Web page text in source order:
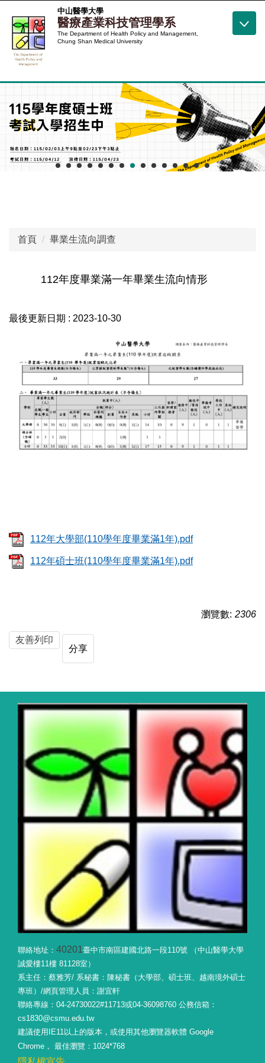
到
主
要
容
中山醫學大學
醫療產業科技管理學系
The Department of Health Policy and Management,
Chung Shan Medical University
首頁 畢業生流向調查
112年度畢業滿一年畢業生流向情形
最後更新日期 : 2023-10-30
112年大學部(110學年度畢業滿1年).pdf
112年碩士班(110學年度畢業滿1年).pdf
瀏覽數: 2306
友善列印
分享
聯絡地址： 40201臺中市南區建國北路一段110號 （中山醫學大學
誠愛樓11樓 81128室）
系主任：蔡雅芳/ 系秘書：陳秘書（大學部、碩士班、越南境外碩士
專班）/網頁管理人員：謝宜軒
聯絡專線：04-24730022#11713或04-36098760 公務信箱：
cs1830@csmu.edu.tw
建議使用IE11以上的版本，或使用其他瀏覽器軟體 Google
Chrome， 最佳瀏覽：1024*768